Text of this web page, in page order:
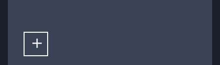
LIRE LA SUITE